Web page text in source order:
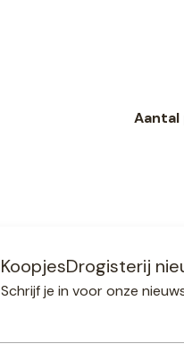
KoopjesDrogisterij
Schrijf je in voor onze